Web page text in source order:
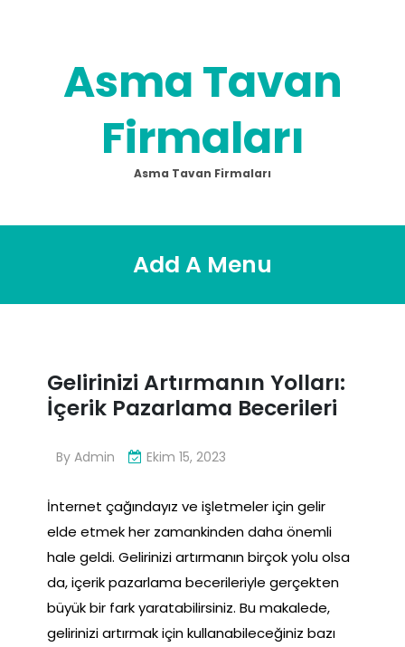
Asma Tavan
Firmaları
Asma Tavan Firmaları
Add A Menu
Gelirinizi Artırmanın Yolları:
İçerik Pazarlama Becerileri
By Admin Ekim 15, 2023
İnternet çağındayız ve işletmeler için gelir
elde etmek her zamankinden daha önemli
hale geldi. Gelirinizi artırmanın birçok yolu olsa
da, içerik pazarlama becerileriyle gerçekten
büyük bir fark yaratabilirsiniz. Bu makalede,
gelirinizi artırmak için kullanabileceğiniz bazı